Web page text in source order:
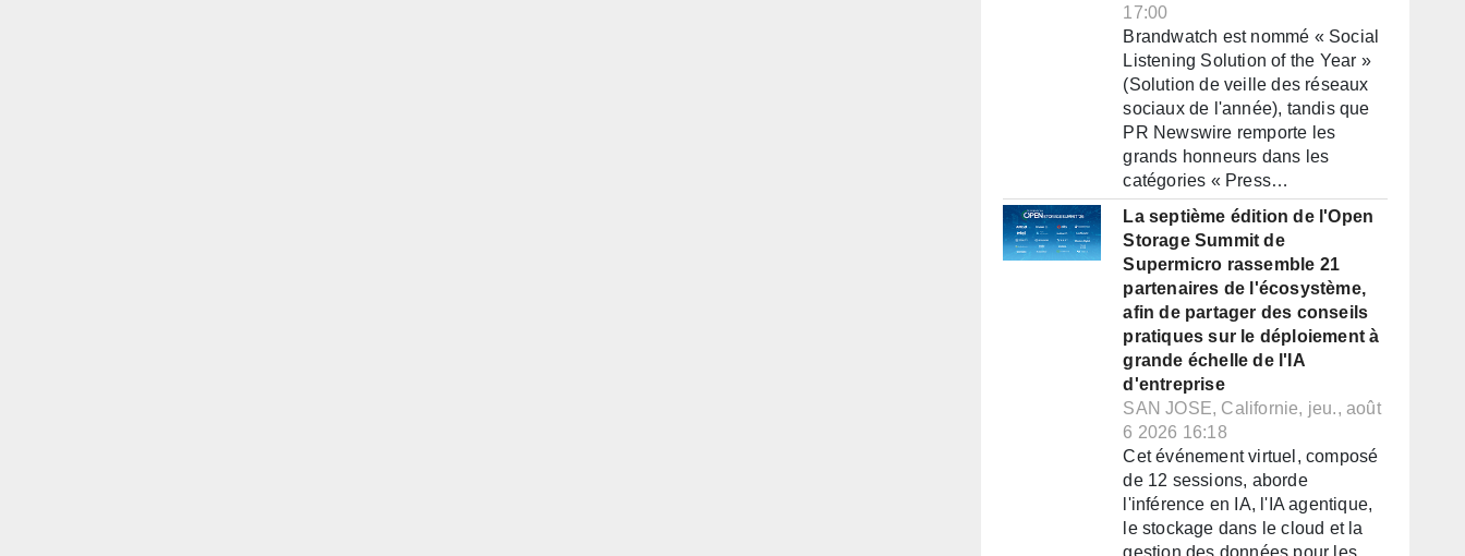
17:00
Brandwatch est nommé « Social
Listening Solution of the Year »
(Solution de veille des réseaux
sociaux de l'année), tandis que
PR Newswire remporte les
grands honneurs dans les
catégories « Press…
La septième édition de l'Open
Storage Summit de
Supermicro rassemble 21
partenaires de l'écosystème,
afin de partager des conseils
pratiques sur le déploiement à
grande échelle de l'IA
d'entreprise
SAN JOSE, Californie, jeu., août
6 2026 16:18
Cet événement virtuel, composé
de 12 sessions, aborde
l'inférence en IA, l'IA agentique,
le stockage dans le cloud et la
gestion des données pour les